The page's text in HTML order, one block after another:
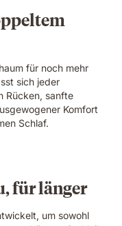
für noch mehr
sich jeder
Rücken, sanfte
Komfort
Schlaf.
für länger
um sowohl